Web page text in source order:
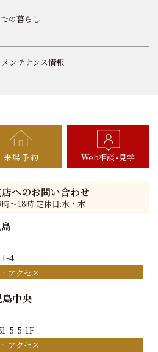
の暮らし
ンテナンス情報
来場予約 Web相談 見学
へのお問い合わせ
〜18時 定休日:水・木
4
アクセス
中央
5-5-1F
アクセス